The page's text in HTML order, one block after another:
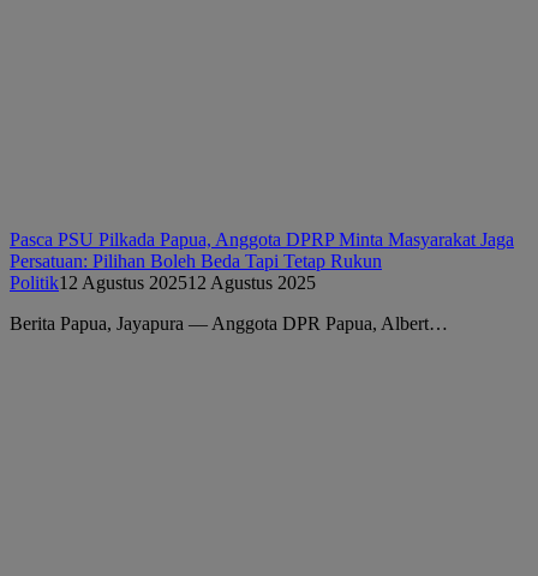
Pasca PSU Pilkada Papua, Anggota DPRP Minta Masyarakat Jaga
Persatuan: Pilihan Boleh Beda Tapi Tetap Rukun
Politik12 Agustus 202512 Agustus 2025
Berita Papua, Jayapura — Anggota DPR Papua, Albert…